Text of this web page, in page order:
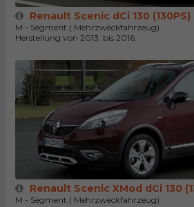
Renault Scenic dCi 130 (130PS)
M - Segment ( Mehrzweckfahrzeug)
Herstellung von 2013. bis 2016.
Renault Scenic XMod dCi 130
M - Segment ( Mehrzweckfahrzeug)